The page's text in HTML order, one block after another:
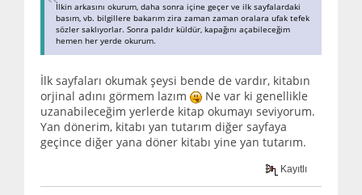
İlkin arkasını okurum, daha sonra içine geçer ve ilk sayfalardaki
basım, vb. bilgillere bakarım zira zaman zaman oralara ufak tefek
sözler saklıyorlar. Sonra paldır küldür, kapağını açabileceğim
hemen her yerde okurum.
İlk sayfaları okumak şeysi bende de vardır, kitabın
orjinal adını görmem lazım
Ne var ki genellikle
uzanabileceğim yerlerde kitap okumayı seviyorum.
Yan dönerim, kitabı yan tutarım diğer sayfaya
geçince diğer yana döner kitabı yine yan tutarım.
Kayıtlı